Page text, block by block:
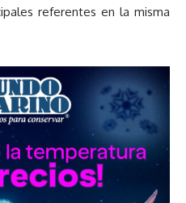
referentes en la misma